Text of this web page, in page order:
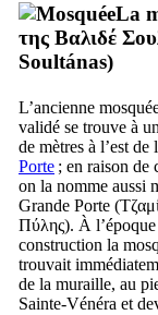
La
της Βαλιδέ
Soultánas)
L’ancienne
validé se trouve à
de mètres à l’est de
Porte ; en raison de
on la nomme aussi
Grande Porte (
Πύλης). À l’époque
construction la
trouvait
de la muraille, au
Sainte-Vénéra et